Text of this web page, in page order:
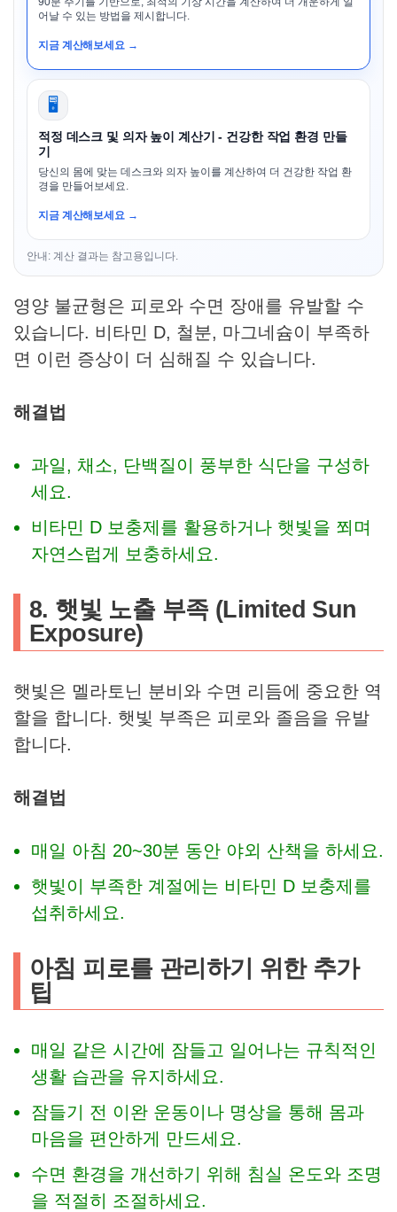
어날 수 있는 방법을 제시합니다.
지금 계산해보세요 →
🖥️
적정 데스크 및 의자 높이 계산기 - 건강한 작업 환경 만들
기
당신의 몸에 맞는 데스크와 의자 높이를 계산하여 더 건강한 작업 환
경을 만들어보세요.
지금 계산해보세요 →
안내: 계산 결과는 참고용입니다.
영양 불균형은 피로와 수면 장애를 유발할 수
있습니다. 비타민 D, 철분, 마그네슘이 부족하
면 이런 증상이 더 심해질 수 있습니다.
해결법
과일, 채소, 단백질이 풍부한 식단을 구성하
세요.
비타민 D 보충제를 활용하거나 햇빛을 쬐며
자연스럽게 보충하세요.
8. 햇빛 노출 부족 (Limited Sun
Exposure)
햇빛은 멜라토닌 분비와 수면 리듬에 중요한 역
할을 합니다. 햇빛 부족은 피로와 졸음을 유발
합니다.
해결법
매일 아침 20~30분 동안 야외 산책을 하세요.
햇빛이 부족한 계절에는 비타민 D 보충제를
섭취하세요.
아침 피로를 관리하기 위한 추가
팁
매일 같은 시간에 잠들고 일어나는 규칙적인
생활 습관을 유지하세요.
잠들기 전 이완 운동이나 명상을 통해 몸과
마음을 편안하게 만드세요.
수면 환경을 개선하기 위해 침실 온도와 조명
을 적절히 조절하세요.